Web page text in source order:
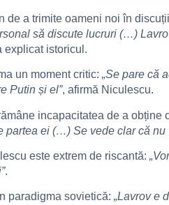
de a trimite oameni noi în
să discute lucruri (…)
explicat istoricul.
un moment critic: „Se pare că
Putin și el”, afirmă Niculescu.
incapacitatea de a obține
ei (…) Se vede clar că nu
este extrem de riscantă:
.
paradigma sovietică: „Lavrov e